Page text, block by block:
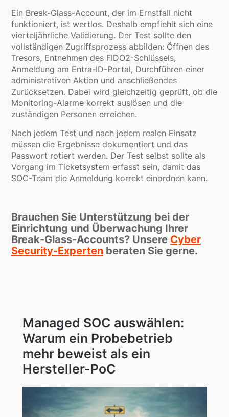
Ein Break-Glass-Account, der im Ernstfall nicht
funktioniert, ist wertlos. Deshalb empfiehlt sich eine
vierteljährliche Validierung. Der Test sollte den
vollständigen Zugriffsprozess abbilden: Öffnen des
Tresors, Entnehmen des FIDO2-Schlüssels,
Anmeldung am Entra-ID-Portal, Durchführen einer
administrativen Aktion und anschließendes
Zurücksetzen. Dabei wird gleichzeitig geprüft, ob die
Monitoring-Alarme korrekt auslösen und die
zuständigen Personen erreichen.
Nach jedem Test und nach jedem realen Einsatz
müssen die Ergebnisse dokumentiert und das
Passwort rotiert werden. Der Test selbst sollte als
Vorgang im Ticketsystem erfasst sein, damit das
SOC-Team die Anmeldung korrekt einordnen kann.
Brauchen Sie Unterstützung bei der
Einrichtung und Überwachung Ihrer
Break-Glass-Accounts? Unsere Cyber
Security-Experten beraten Sie gerne.
Managed SOC auswählen:
Warum ein Probebetrieb
mehr beweist als ein
Hersteller-PoC